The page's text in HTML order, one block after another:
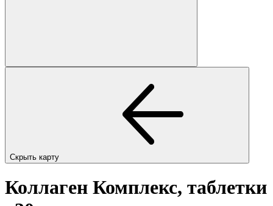
Скрыть карту
Коллаген Комплекс, таблетки